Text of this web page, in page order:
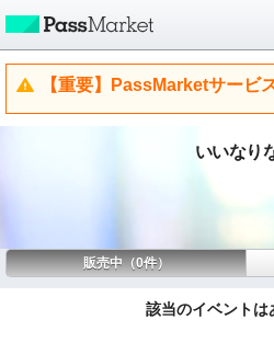
【重要】PassMarketサービ
いいなり
販売中（0件）
該当のイベントは